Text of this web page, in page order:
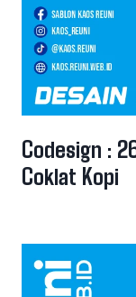
Codesign :
Coklat Kopi